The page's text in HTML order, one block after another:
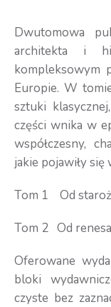
Dwutomowa
architekta i
kompleksowym
Europie. W
sztuki
części wnika w
współczesny,
jakie pojawiły
Tom 1 Od
Tom 2 Od
Oferowane
bloki
czyste bez